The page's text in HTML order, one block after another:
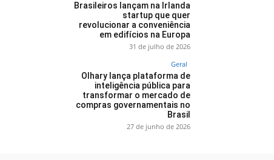
Brasileiros lançam na Irlanda
startup que quer
revolucionar a conveniência
em edifícios na Europa
31 de julho de 2026
Geral
Olhary lança plataforma de
inteligência pública para
transformar o mercado de
compras governamentais no
Brasil
27 de junho de 2026